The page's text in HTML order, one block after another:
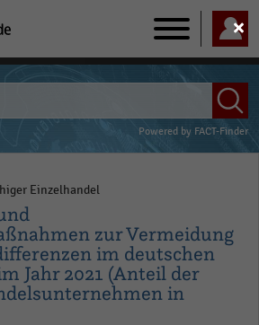
Main
navigation
Powered by FACT-Finder
Einzelhandel
zur Vermeidung
im deutschen
Jahr 2021 (Anteil der
in